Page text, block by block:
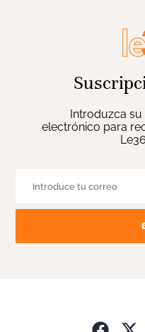
Introduzca
electrónico para